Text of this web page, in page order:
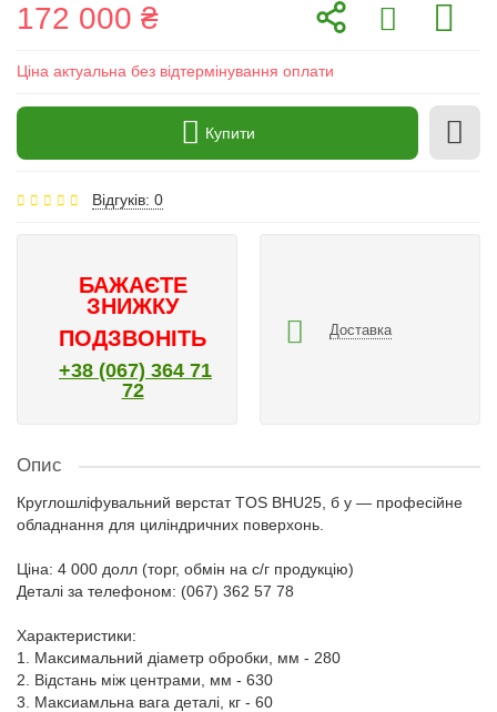
172 000 ₴
Ціна актуальна без відтермінування оплати
Купити
Відгуків: 0
БАЖАЄТЕ
ЗНИЖКУ
ПОДЗВОНІТЬ
+38 (067) 364 71
72
Доставка
Опис
Круглошліфувальний верстат TOS BHU25, б у — професійне
обладнання для циліндричних поверхонь.
Ціна: 4 000 долл (торг, обмін на с/г продукцію)
Деталі за телефоном: (067) 362 57 78
Характеристики:
1. Максимальний діаметр обробки, мм - 280
2. Відстань між центрами, мм - 630
3. Максиамльна вага деталі, кг - 60